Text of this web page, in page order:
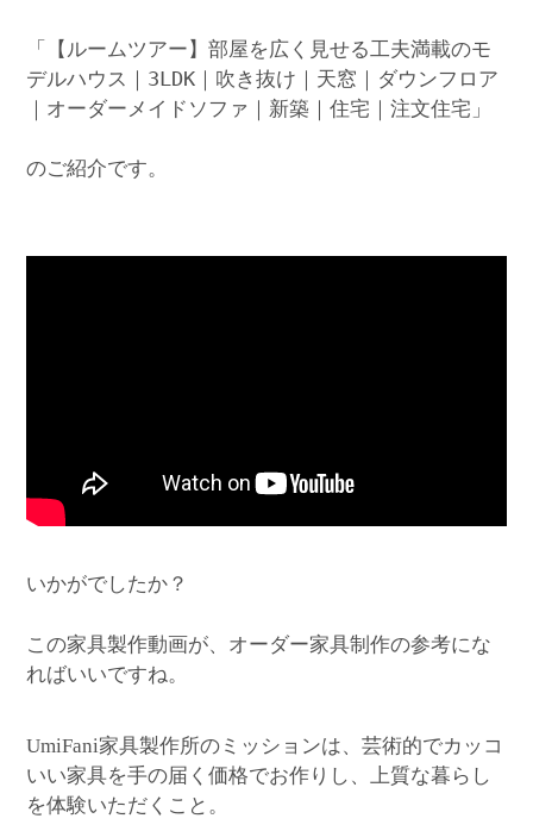
「【ルームツアー】部屋を広く見せる工夫満載のモ
デルハウス｜3LDK｜吹き抜け｜天窓｜ダウンフロア
｜オーダーメイドソファ｜新築｜住宅｜注文住宅」
のご紹介です。
いかがでしたか？
この家具製作動画が、オーダー家具制作の参考にな
ればいいですね。
UmiFani家具製作所のミッションは、芸術的でカッコ
いい家具を手の届く価格でお作りし、上質な暮らし
を体験いただくこと。